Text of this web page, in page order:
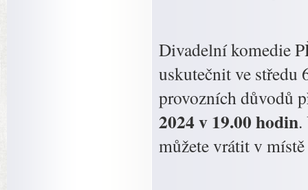
Divadelní komedie
uskutečnit ve
provozních důvodů
2024 v 19.00 hodin.
můžete vrátit v